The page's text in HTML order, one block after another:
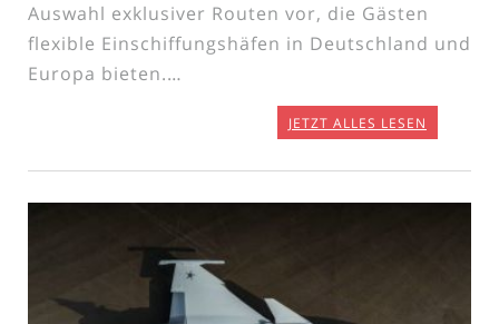
Auswahl exklusiver Routen vor, die Gästen
flexible Einschiffungshäfen in Deutschland und
Europa bieten.…
JETZT ALLES LESEN